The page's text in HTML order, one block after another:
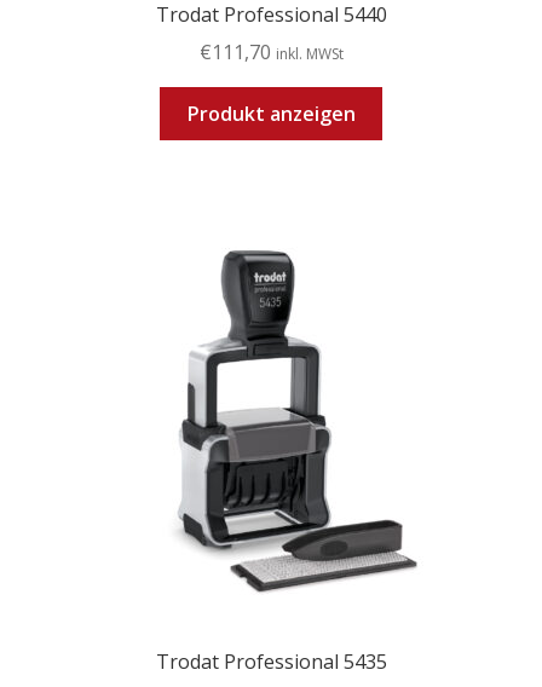
Trodat Professional 5440
€111,70 inkl. MWSt
Produkt anzeigen
Trodat Professional 5435